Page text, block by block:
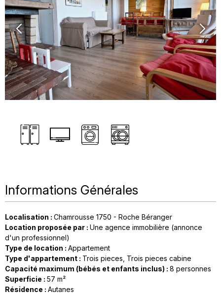
Informations Générales
Localisation : Chamrousse 1750 - Roche Béranger
Location proposée par : Une agence immobilière (annonce
d'un professionnel)
Type de location : Appartement
Type d'appartement : Trois pieces Trois pieces cabine
Capacité maximum (bébés et enfants inclus) : 8 personnes
Superficie : 57 m²
Résidence : Autanes